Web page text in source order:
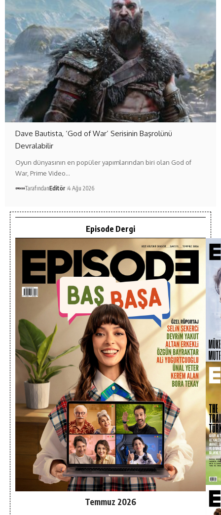
Dave Bautista, ‘God of War’ Serisinin Başrolünü
Devralabilir
Oyun dünyasının en popüler yapımlarından biri olan God of
War, Prime Video…
TarafındanEditör 4 Ağu 2026
Episode Dergi
Temmuz 2026